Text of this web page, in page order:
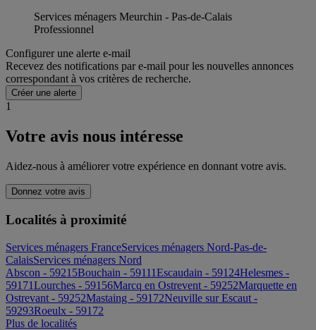
Services ménagers Meurchin - Pas-de-Calais
Professionnel
Configurer une alerte e-mail
Recevez des notifications par e-mail pour les nouvelles annonces
correspondant à vos critères de recherche.
Créer une alerte
1
Votre avis nous intéresse
Aidez-nous à améliorer votre expérience en donnant votre avis.
Donnez votre avis
Localités à proximité
Services ménagers FranceServices ménagers Nord-Pas-de-
CalaisServices ménagers Nord
Abscon - 59215Bouchain - 59111Escaudain - 59124Helesmes -
59171Lourches - 59156Marcq en Ostrevent - 59252Marquette en
Ostrevant - 59252Mastaing - 59172Neuville sur Escaut -
59293Roeulx - 59172
Plus de localités